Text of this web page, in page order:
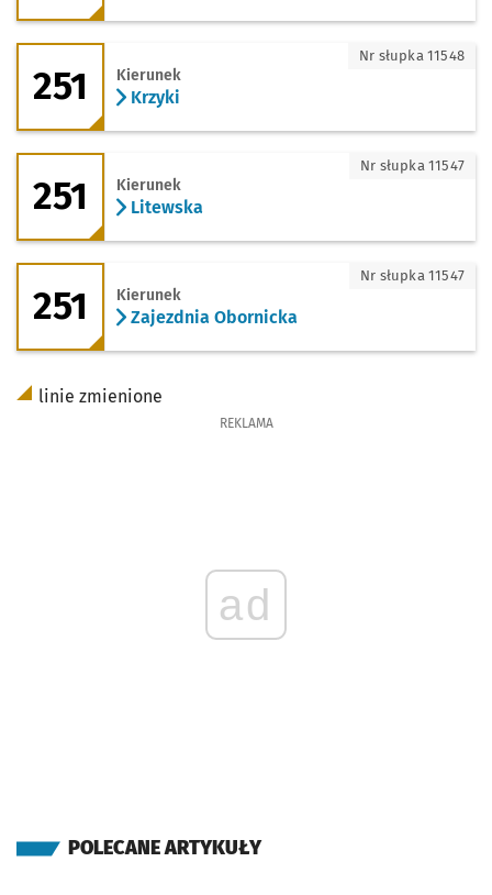
251 - kierunek Krzyki
251 Kierunek
Krzyki
Nr słupka 11548
251 - kierunek Litewska
251 Kierunek
Litewska
Nr słupka 11547
251 - kierunek Zajezdnia Obornicka
251 Kierunek
Zajezdnia Obornicka
Nr słupka 11547
linie zmienione
REKLAMA
ad
POLECANE ARTYKUŁY